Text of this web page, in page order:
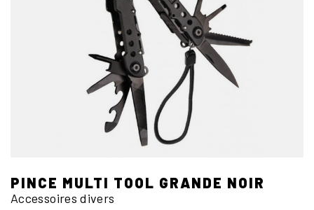
PINCE MULTI TOOL GRANDE NOIR
Accessoires divers